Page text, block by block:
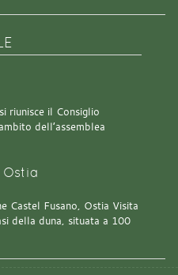
riunisce il Consiglio
dell’assemblea
Castel Fusano, Ostia Visita
della duna, situata a 100